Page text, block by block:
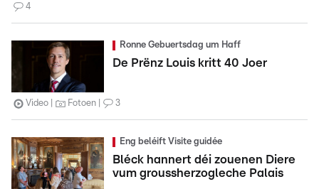
4
Ronne Gebuertsdag um Haff
De Prënz Louis kritt 40 Joer
Video Fotoen 3
Eng beléift Visite guidée
Bléck hannert déi zouenen Diere
vum groussherzogleche Palais